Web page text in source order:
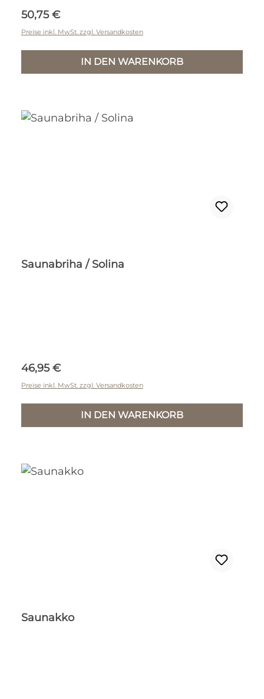
Regulärer Preis:
50,75 €
Preise inkl. MwSt. zzgl. Versandkosten
IN DEN WARENKORB
Saunabriha / Solina
Regulärer Preis:
46,95 €
Preise inkl. MwSt. zzgl. Versandkosten
IN DEN WARENKORB
Saunakko